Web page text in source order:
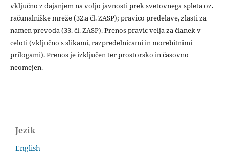
vključno z dajanjem na voljo javnosti prek svetovnega spleta oz.
računalniške mreže (32.a čl. ZASP); pravico predelave, zlasti za
namen prevoda (33. čl. ZASP). Prenos pravic velja za članek v
celoti (vključno s slikami, razpredelnicami in morebitnimi
prilogami). Prenos je izključen ter prostorsko in časovno
neomejen.
Jezik
English